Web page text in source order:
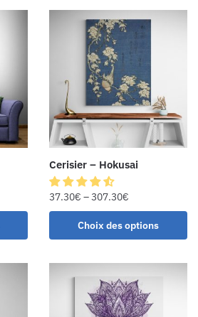
Cerisier – Hokusai
37.30€ –307.30€
Choix des options